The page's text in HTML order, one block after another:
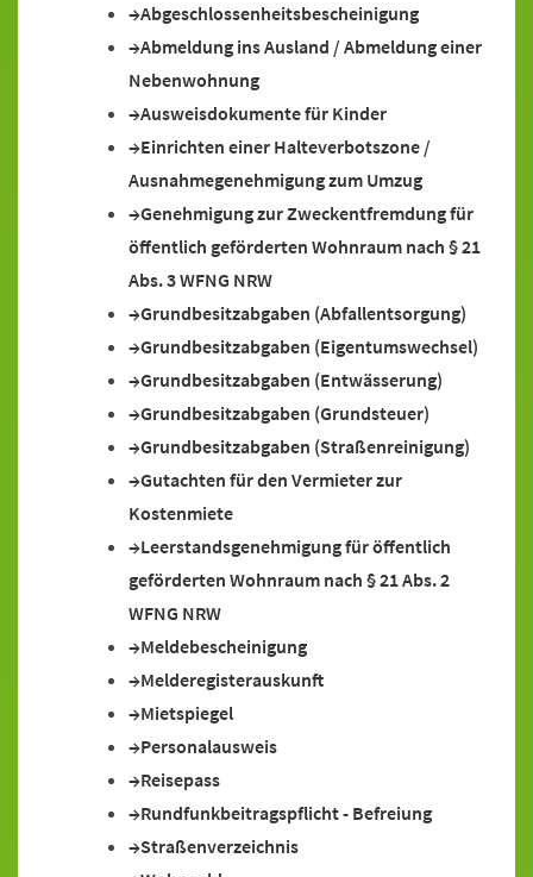
Abgeschlossenheitsbescheinigung
Abmeldung ins Ausland / Abmeldung einer
Nebenwohnung
Ausweisdokumente für Kinder
Einrichten einer Halteverbotszone /
Ausnahmegenehmigung zum Umzug
Genehmigung zur Zweckentfremdung für
öffentlich geförderten Wohnraum nach § 21
Abs. 3 WFNG NRW
Grundbesitzabgaben (Abfallentsorgung)
Grundbesitzabgaben (Eigentumswechsel)
Grundbesitzabgaben (Entwässerung)
Grundbesitzabgaben (Grundsteuer)
Grundbesitzabgaben (Straßenreinigung)
Gutachten für den Vermieter zur
Kostenmiete
Leerstandsgenehmigung für öffentlich
geförderten Wohnraum nach § 21 Abs. 2
WFNG NRW
Meldebescheinigung
Melderegisterauskunft
Mietspiegel
Personalausweis
Reisepass
Rundfunkbeitragspflicht - Befreiung
Straßenverzeichnis